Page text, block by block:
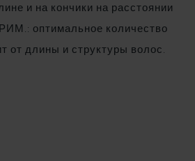
и на кончики на расстоянии
оптимальное количество
от длины и структуры волос.